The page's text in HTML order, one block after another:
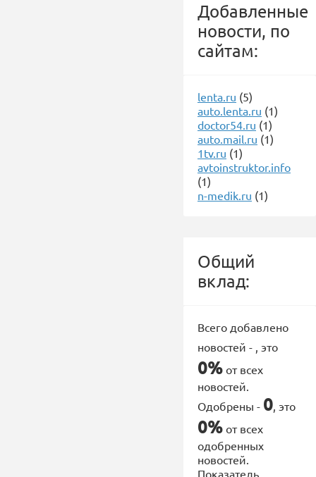
Добавленные
новости, по
сайтам:
lenta.ru (5)
auto.lenta.ru (1)
doctor54.ru (1)
auto.mail.ru (1)
1tv.ru (1)
avtoinstruktor.info
(1)
n-medik.ru (1)
Общий
вклад:
Всего добавлено
новостей - , это
0% от всех
новостей.
Одобрены - 0, это
0% от всех
одобренных
новостей.
Показатель